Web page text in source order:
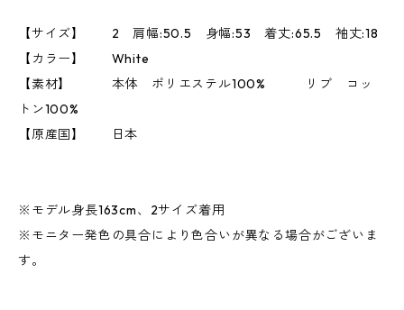
【サイズ】 2 肩幅:50.5 身幅:53 着丈:65.5 袖丈:18
【カラー】 White
【素材】 本体 ポリエステル100% リブ コッ
トン100%
【原産国】 日本
※モデル身長163cm、2サイズ着用
※モニター発色の具合により色合いが異なる場合がございま
す。